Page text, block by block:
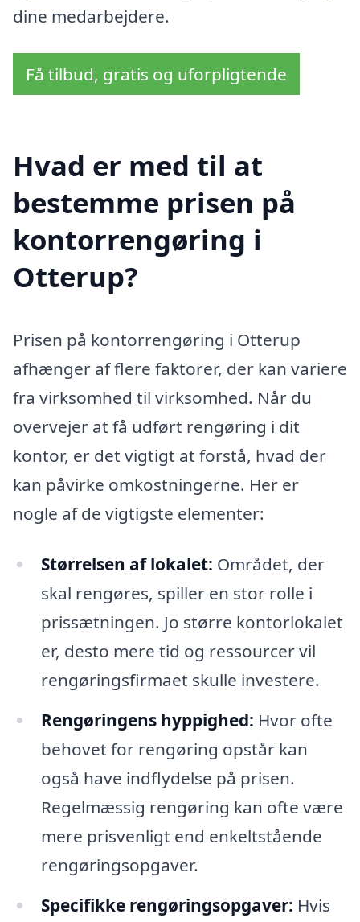
dine medarbejdere.
Få tilbud, gratis og uforpligtende
Hvad er med til at
bestemme prisen på
kontorrengøring i
Otterup?
Prisen på kontorrengøring i Otterup
afhænger af flere faktorer, der kan variere
fra virksomhed til virksomhed. Når du
overvejer at få udført rengøring i dit
kontor, er det vigtigt at forstå, hvad der
kan påvirke omkostningerne. Her er
nogle af de vigtigste elementer:
Størrelsen af lokalet: Området, der
skal rengøres, spiller en stor rolle i
prissætningen. Jo større kontorlokalet
er, desto mere tid og ressourcer vil
rengøringsfirmaet skulle investere.
Rengøringens hyppighed: Hvor ofte
behovet for rengøring opstår kan
også have indflydelse på prisen.
Regelmæssig rengøring kan ofte være
mere prisvenligt end enkeltstående
rengøringsopgaver.
Specifikke rengøringsopgaver: Hvis